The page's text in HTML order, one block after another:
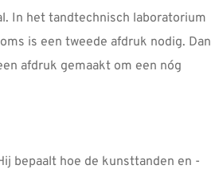
In het tandtechnisch laboratorium
is een tweede afdruk nodig. Dan
afdruk gemaakt om een nóg
bepaalt hoe de kunsttanden en -